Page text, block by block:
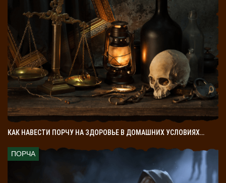
КАК НАВЕСТИ ПОРЧУ НА ЗДОРОВЬЕ В ДОМАШНИХ УСЛОВИЯХ…
ПОРЧА